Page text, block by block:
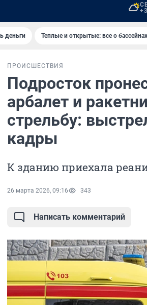
деньги Теплые и открытые: все о
ПРОИСШЕСТВИЯ
Подросток
арбалет и
стрельбу:
кадры
К зданию приехала
26 марта 2026, 09:16 343
Написать комментарий